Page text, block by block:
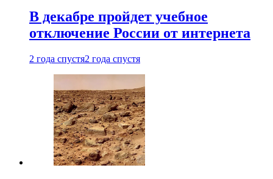
В декабре пройдет учебное
отключение России от интернета
2 года спустя2 года спустя